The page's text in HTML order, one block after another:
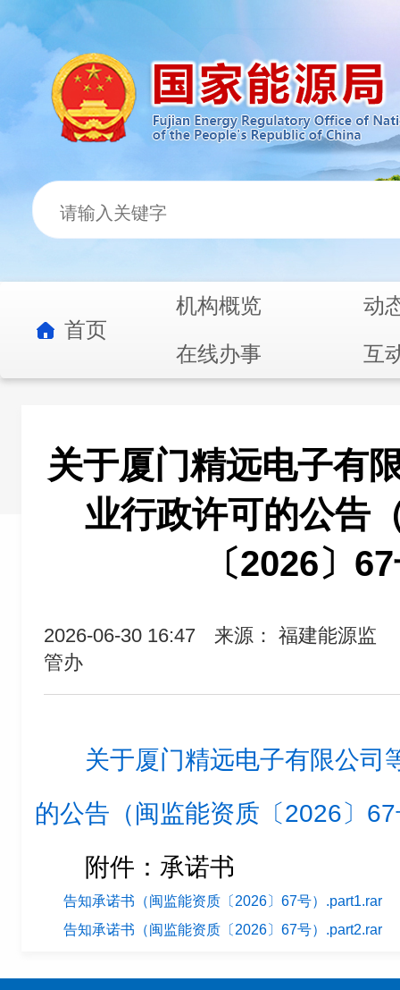
首页
机构概览
动
在线办事
互
关于厦门精远电子有
业行政许可的公告
〔2026〕
2026-06-30 16:47
来源： 福建能源监
管办
关于厦门精远电子有限公司
的公告（闽监能资质〔2026〕
附件：承诺书
告知承诺书（闽监能资质〔2026〕67号）.part1.rar
告知承诺书（闽监能资质〔2026〕67号）.part2.rar